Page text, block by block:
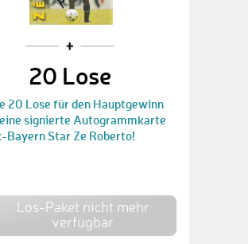
20 Lose
20 Lose für den Hauptgewinn
signierte Autogrammkarte
Bayern Star Ze Roberto!
Los-Paket nicht mehr
verfügbar